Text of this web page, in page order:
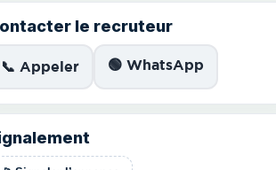
le recruteur
📞 Appeler 🟢 WhatsApp